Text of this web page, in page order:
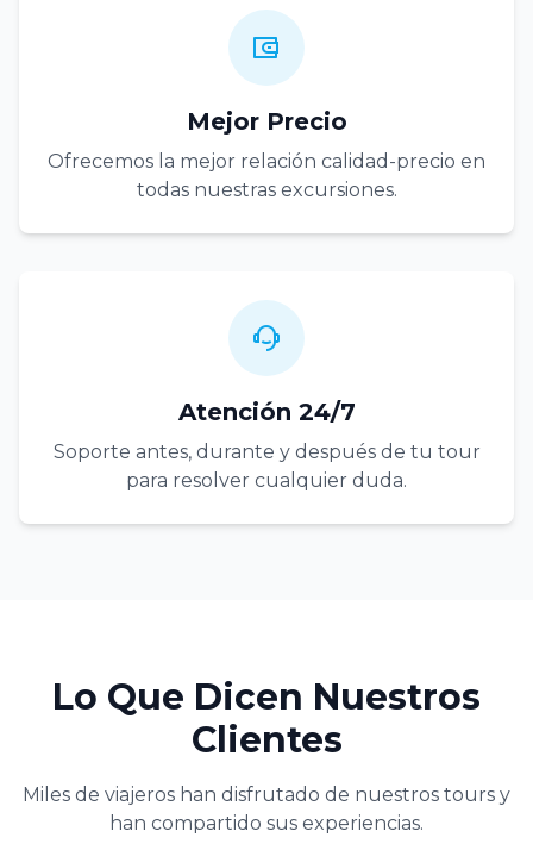
Mejor Precio
Ofrecemos la mejor relación calidad-precio en
todas nuestras excursiones.
Atención 24/7
Soporte antes, durante y después de tu tour
para resolver cualquier duda.
Lo Que Dicen Nuestros
Clientes
Miles de viajeros han disfrutado de nuestros tours y
han compartido sus experiencias.